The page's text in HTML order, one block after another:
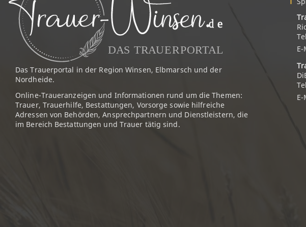
Das Trauerportal in der Region Winsen, Elbmarsch und der
Nordheide.
Online-Traueranzeigen und Informationen rund um die Themen:
Trauer, Trauerhilfe, Bestattungen, Vorsorge sowie hilfreiche
Adressen von Behörden, Ansprechpartnern und Dienstleistern, die
im Bereich Bestattungen und Trauer tätig sind.